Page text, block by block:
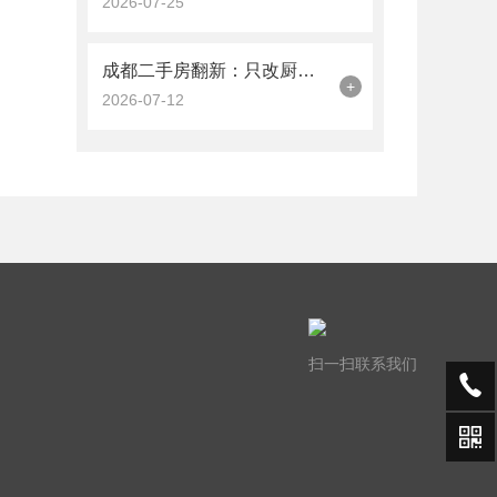
成都二手房翻新：只改厨卫是否可行？局部翻新费用解析
2026-07-12
+
扫一扫联系我们